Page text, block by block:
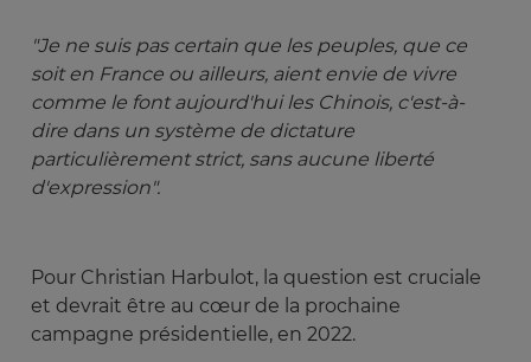
"Je ne suis pas certain que les peuples, que ce
soit en France ou ailleurs, aient envie de vivre
comme le font aujourd'hui les Chinois, c'est-à-
dire dans un système de dictature
particulièrement strict, sans aucune liberté
d'expression".
Pour Christian Harbulot, la question est cruciale
et devrait être au cœur de la prochaine
campagne présidentielle, en 2022.